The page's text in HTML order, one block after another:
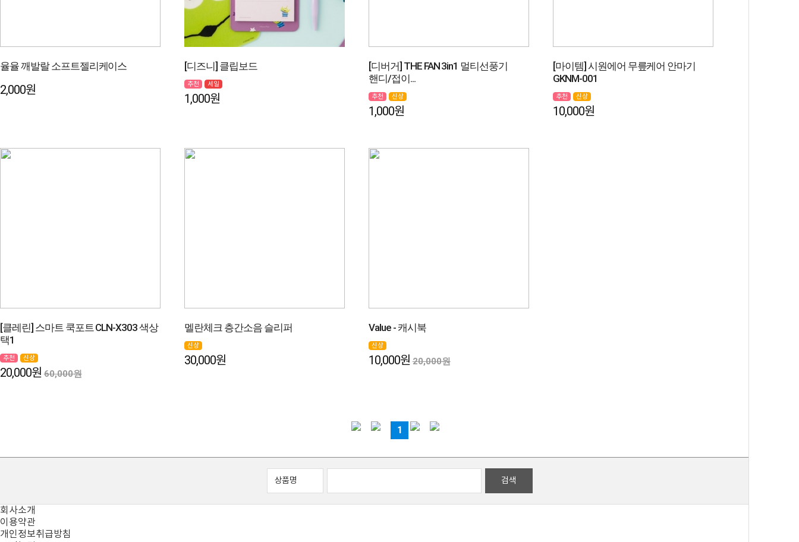
율율 깨발랄 소프트젤리케이스
2,000원
[디즈니] 클립보드
추천 세일
1,000원
[디버거] THE FAN 3in1 멀티선풍기
핸디/접이...
추천 신상
1,000원
[마이템] 시원에어 무릎케어 안마기
GKNM-001
추천 신상
10,000원
[클레린] 스마트 쿡포트 CLN-X303 색상
택1
추천 신상
20,000원 60,000원
멜란체크 층간소음 슬리퍼
신상
30,000원
Value - 캐시북
신상
10,000원 20,000원
1
검색
회사소개
이용약관
개인정보취급방침